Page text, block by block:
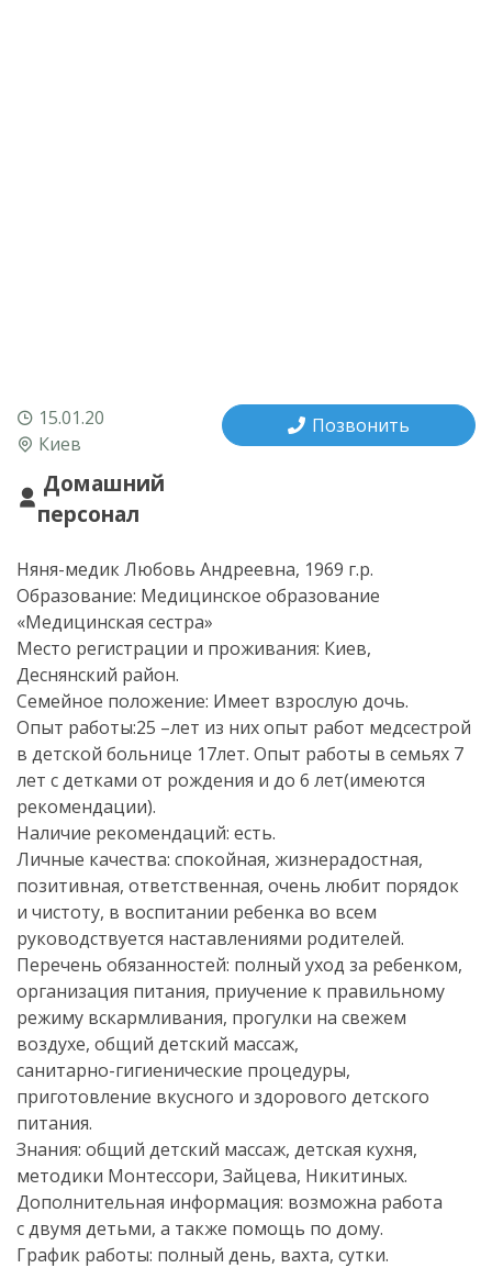
15.01.20
Киев
Домашний
персонал
Позвонить
Няня-медикЛюбовь Андреевна, 1969 г.р.
Образование: Медицинское образование
«Медицинская сестра»
Место регистрации и проживания: Киев,
Деснянский район.
Семейное положение: Имеет взрослую дочь.
Опыт работы:25 –лет из них опыт работ медсестрой
в детской больнице 17лет. Опыт работы в семьях 7
лет с детками от рождения и до 6 лет(имеются
рекомендации).
Наличие рекомендаций: есть.
Личные качества: спокойная, жизнерадостная,
позитивная, ответственная, очень любит порядок
и чистоту, в воспитании ребенка во всем
руководствуется наставлениями родителей.
Перечень обязанностей: полный уход за ребенком,
организация питания, приучение к правильному
режиму вскармливания, прогулки на свежем
воздухе, общий детский массаж,
санитарно-гигиенические процедуры,
приготовление вкусного и здорового детского
питания.
Знания: общий детский массаж, детская кухня,
методики Монтессори, Зайцева, Никитиных.
Дополнительная информация: возможна работа
с двумя детьми, а также помощь по дому.
График работы: полный день, вахта, сутки.